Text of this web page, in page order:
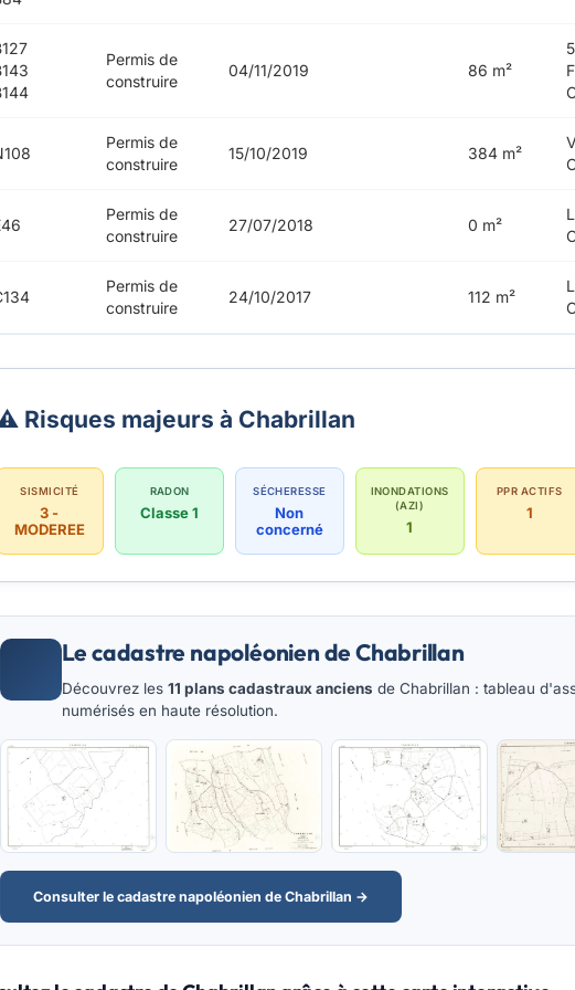
Permis de
construire
04/11/2019 86 m²
Permis de
construire
15/10/2019 384 m²
Permis de
construire
27/07/2018 0 m²
Permis de
construire
24/10/2017 112 m²
Risques majeurs à Chabrillan
SISMICITÉ
3 -
MODEREE
RADON
Classe 1
SÉCHERESSE
Non
concerné
INONDATIONS
(AZI)
1
PPR ACTIFS
1
Le cadastre napoléonien de Chabrillan
Découvrez les 11 plans cadastraux anciens de Chabrillan : tableau
numérisés en haute résolution.
Consulter le cadastre napoléonien de Chabrillan →